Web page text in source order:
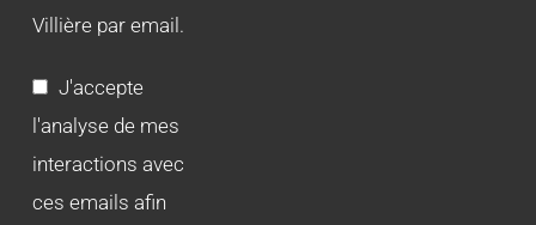
Villière par email.
J'accepte
l'analyse de mes
interactions avec
ces emails afin